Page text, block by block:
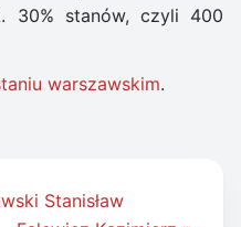
30% stanów, czyli 400
warszawskim.
Stanisław